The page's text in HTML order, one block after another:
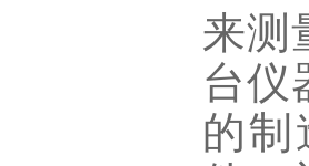
来测
台仪
的制